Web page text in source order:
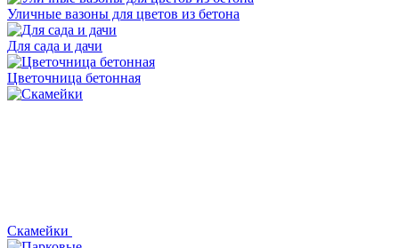
Уличные вазоны для цветов из бетона
Для сада и дачи
Цветочница бетонная
Скамейки